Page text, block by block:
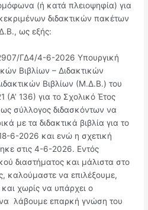
(ή κατά πλειοψηφία) για
διδακτικών πακέτων
ως εξής:
ΓΔ4/4-6-2026 Υπουργική
Βιβλίων – Διδακτικών
Βιβλίων (Μ.Δ.Β.) του
136) για το Σχολικό Έτος
σύλλογος διδασκόντων να
με τα διδακτικά βιβλία για το
6-2026 και ενώ η σχετική
στις 4-6-2026. Εντός
διαστήματος και μάλιστα στο
καλούμαστε να επιλέξουμε,
χωρίς να υπάρχει ο
λάβουμε επαρκή γνώση του